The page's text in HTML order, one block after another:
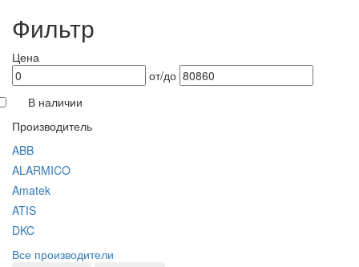
Фильтр
Цена
от/до
В наличии
Производитель
ABB
ALARMICO
Amatek
ATIS
DKC
Все производители